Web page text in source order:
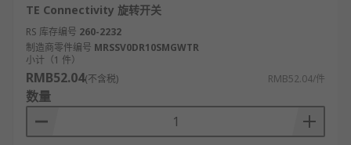
TE Connectivity 旋转开关
RS 库存编号 260-2232
制造商零件编号 MRSSV0DR10SMGWTR
小计（1 件）
RMB52.04(不含税) RMB52.04/件
数量